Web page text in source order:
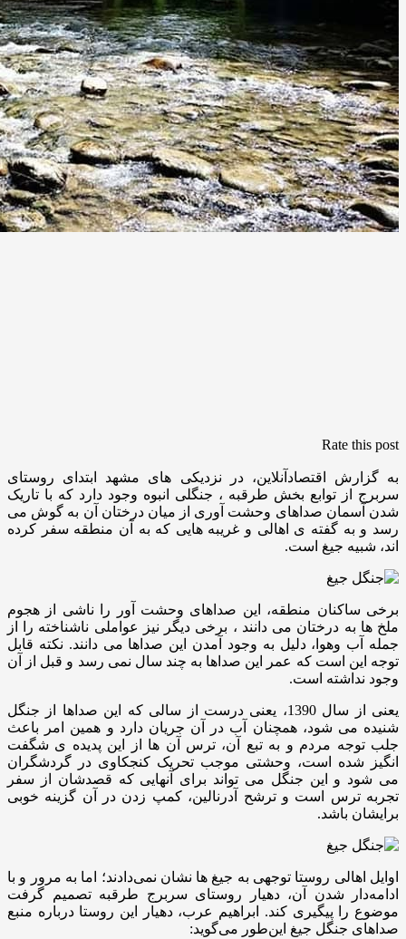
Rate this post
به گزارش اقتصادآنلاین، در نزدیکی های مشهد ابتدای روستای
سربرج از توابع بخش طرقبه ، جنگلی انبوه وجود دارد که با تاریک
شدن آسمان صداهای وحشت آوری از میان درختان آن به گوش می
رسد و به گفته ی اهالی و غریبه هایی که به آن منطقه سفر کرده
اند، شبیه جیغ است.
برخی ساکنان منطقه، این صداهای وحشت آور را ناشی از هجوم
ملخ ها به درختان می دانند ، برخی دیگر نیز عواملی ناشناخته را از
جمله آب وهوا، دلیل به وجود آمدن این صداها می دانند. نکته قابل
توجه این است که عمر این صداها به چند سال نمی رسد و قبل از آن
وجود نداشته است.
یعنی از سال 1390، یعنی درست از سالی که این صداها از جنگل
شنیده می شود، همچنان آب در آن جریان دارد و همین امر باعث
جلب توجه مردم و به تبع آن، ترس آن ها از این پدیده ی شگفت
انگیز شده است، وحشتی موجب تحریک کنجکاوی در گردشگران
می شود و این جنگل می تواند برای آنهایی که قصدشان از سفر
تجربه ترس است و ترشح آدرنالین، کمپ زدن در آن گزینه خوبی
برایشان باشد.
اوایل اهالی روستا توجهی به جیغ ها نشان نمی‌دادند؛ اما به مرور و با
ادامه‌دار شدن آن، دهیار روستای سربرج طرقبه تصمیم گرفت
موضوع را پیگیری کند. ابراهیم عرب، دهیار این روستا درباره منبع
صداهای جنگل جیغ این‌طور می‌گوید: